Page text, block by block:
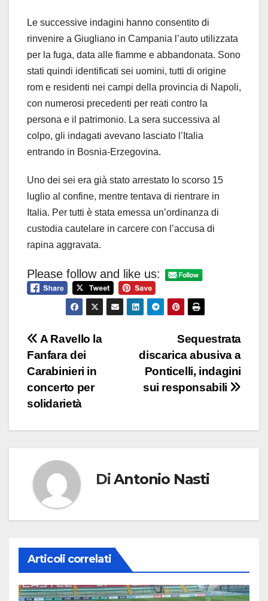
Le successive indagini hanno consentito di
rinvenire a Giugliano in Campania l’auto utilizzata
per la fuga, data alle fiamme e abbandonata. Sono
stati quindi identificati sei uomini, tutti di origine
rom e residenti nei campi della provincia di Napoli,
con numerosi precedenti per reati contro la
persona e il patrimonio. La sera successiva al
colpo, gli indagati avevano lasciato l’Italia
entrando in Bosnia-Erzegovina.
Uno dei sei era già stato arrestato lo scorso 15
luglio al confine, mentre tentava di rientrare in
Italia. Per tutti è stata emessa un’ordinanza di
custodia cautelare in carcere con l’accusa di
rapina aggravata.
Please follow and like us:
Navigazione
articoli
Sequestrata
discarica abusiva a
Ponticelli, indagini
sui responsabili
A Ravello la
Fanfara dei
Carabinieri in
concerto per
solidarietà
DiAntonio Nasti
Articoli correlati